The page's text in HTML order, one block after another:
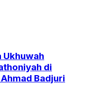
Ukhuwah
di
Badjuri